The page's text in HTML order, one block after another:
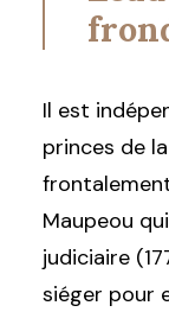
Il est
princes de
Maupeou
judiciaire
siéger pour